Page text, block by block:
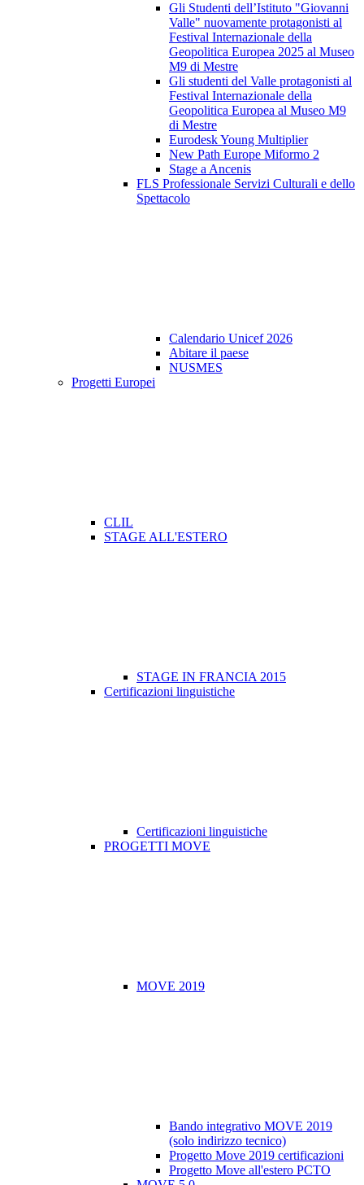
Gli Studenti dell’Istituto "Giovanni
Valle" nuovamente protagonisti al
Festival Internazionale della
Geopolitica Europea 2025 al Museo
M9 di Mestre
Gli studenti del Valle protagonisti al
Festival Internazionale della
Geopolitica Europea al Museo M9
di Mestre
Eurodesk Young Multiplier
New Path Europe Miformo 2
Stage a Ancenis
FLS Professionale Servizi Culturali e dello
Spettacolo
Calendario Unicef 2026
Abitare il paese
NUSMES
Progetti Europei
CLIL
STAGE ALL'ESTERO
STAGE IN FRANCIA 2015
Certificazioni linguistiche
Certificazioni linguistiche
PROGETTI MOVE
MOVE 2019
Bando integrativo MOVE 2019
(solo indirizzo tecnico)
Progetto Move 2019 certificazioni
Progetto Move all'estero PCTO